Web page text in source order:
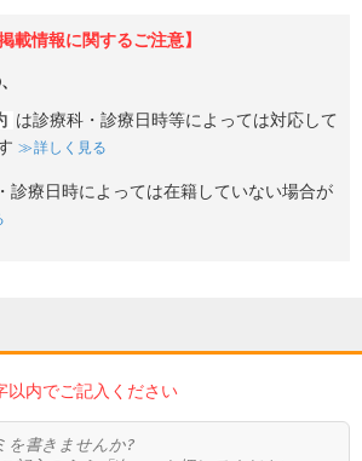
掲載情報に関するご注意】
は診療科・診療日時等によっては対応して
詳しく見る
診療日時によっては在籍していない場合が
内でご記入ください